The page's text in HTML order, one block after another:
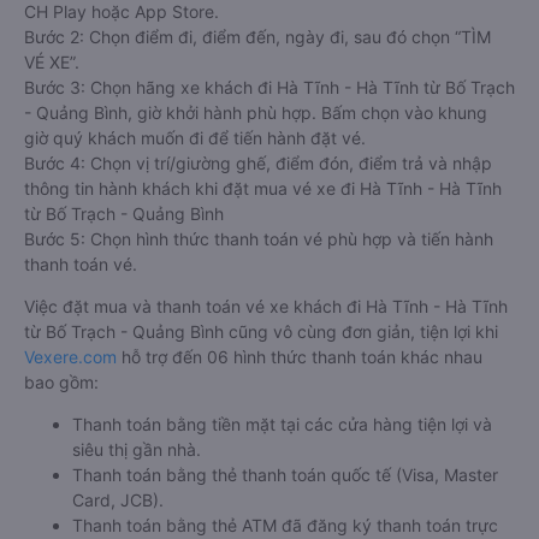
CH Play hoặc App Store.
Bước 2: Chọn điểm đi, điểm đến, ngày đi, sau đó chọn “TÌM
VÉ XE”.
Bước 3: Chọn hãng xe khách đi Hà Tĩnh - Hà Tĩnh từ Bố Trạch
- Quảng Bình, giờ khởi hành phù hợp. Bấm chọn vào khung
giờ quý khách muốn đi để tiến hành đặt vé.
Bước 4: Chọn vị trí/giường ghế, điểm đón, điểm trả và nhập
thông tin hành khách khi đặt mua vé xe đi Hà Tĩnh - Hà Tĩnh
từ Bố Trạch - Quảng Bình
Bước 5: Chọn hình thức thanh toán vé phù hợp và tiến hành
thanh toán vé.
Việc đặt mua và thanh toán vé xe khách đi Hà Tĩnh - Hà Tĩnh
từ Bố Trạch - Quảng Bình cũng vô cùng đơn giản, tiện lợi khi
Vexere.com hỗ trợ đến 06 hình thức thanh toán khác nhau
bao gồm:
Thanh toán bằng tiền mặt tại các cửa hàng tiện lợi và
siêu thị gần nhà.
Thanh toán bằng thẻ thanh toán quốc tế (Visa, Master
Card, JCB).
Thanh toán bằng thẻ ATM đã đăng ký thanh toán trực